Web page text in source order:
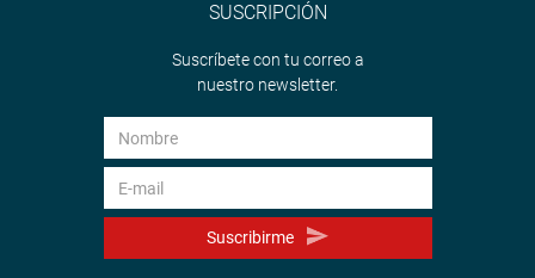
SUSCRIPCIÓN
Suscríbete con tu correo a
nuestro newsletter.
Suscribirme